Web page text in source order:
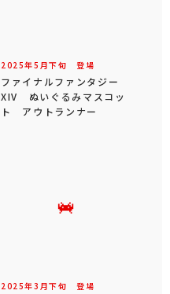
2025年5 月下旬 登場
ファイナルファンタジー
XIV ぬいぐるみマスコッ
ト アウトランナー
2025年3 月下旬 登場